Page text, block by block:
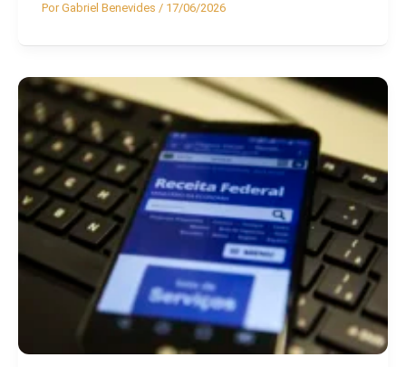
PorGabriel Benevides / 17/06/2026